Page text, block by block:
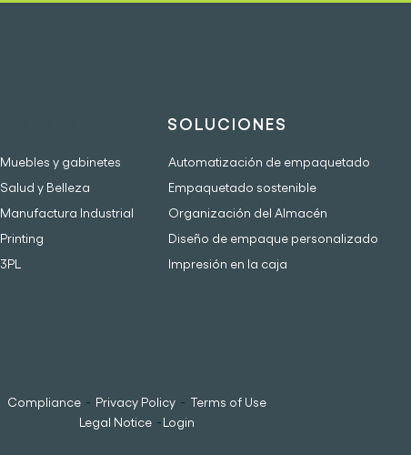
Muebles y gabinetes
Salud y Belleza
Manufactura Industrial
Printing
3PL
SOLUCIONES
Automatización de empaquetado
Empaquetado sostenible
Organización del Almacén
Diseño de empaque personalizado
Impresión en la caja
Compliance - Privacy Policy - Terms of Use
Legal Notice -Login